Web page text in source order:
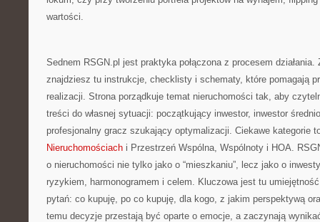
wartości.
Sednem RSGN.pl jest praktyka połączona z procesem działania.
znajdziesz tu instrukcje, checklisty i schematy, które pomagają
realizacji. Strona porządkuje temat nieruchomości tak, aby
treści do własnej sytuacji: początkujący inwestor, inwestor
profesjonalny gracz szukający optymalizacji. Ciekawe kategorie
Nieruchomościach i Przestrzeń Wspólna, Wspólnoty i HOA.
o nieruchomości nie tylko jako o “mieszkaniu”, lecz jako o
ryzykiem, harmonogramem i celem. Kluczowa jest tu
pytań: co kupuję, po co kupuję, dla kogo, z jakim perspektywą
temu decyzje przestają być oparte o emocje, a zaczynają